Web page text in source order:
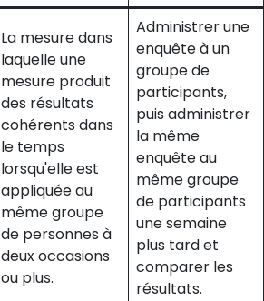
La mesure dans
laquelle une
mesure produit
des résultats
cohérents dans
le temps
lorsqu'elle est
appliquée au
même groupe
de personnes à
deux occasions
ou plus.
Administrer une
enquête à un
groupe de
participants,
puis administrer
la même
enquête au
même groupe
de participants
une semaine
plus tard et
comparer les
résultats.